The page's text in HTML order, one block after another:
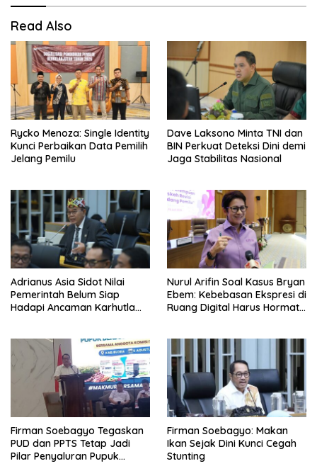
Read Also
Rycko Menoza: Single Identity
Kunci Perbaikan Data Pemilih
Jelang Pemilu
Dave Laksono Minta TNI dan
BIN Perkuat Deteksi Dini demi
Jaga Stabilitas Nasional
Adrianus Asia Sidot Nilai
Pemerintah Belum Siap
Hadapi Ancaman Karhutla
Nurul Arifin Soal Kasus Bryan
Ebem: Kebebasan Ekspresi di
Ruang Digital Harus Hormati
Firman Soebagyo Tegaskan
PUD dan PPTS Tetap Jadi
Pilar Penyaluran Pupuk
Firman Soebagyo: Makan
Ikan Sejak Dini Kunci Cegah
Stunting